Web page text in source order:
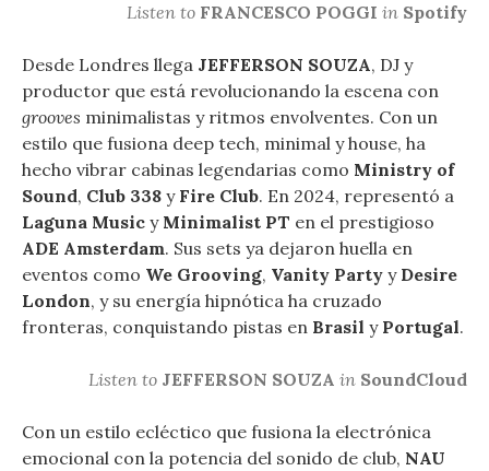
Listen to FRANCESCO POGGI in Spotify
Desde Londres llega JEFFERSON SOUZA, DJ y
productor que está revolucionando la escena con
grooves minimalistas y ritmos envolventes. Con un
estilo que fusiona deep tech, minimal y house, ha
hecho vibrar cabinas legendarias como Ministry of
Sound, Club 338 y Fire Club. En 2024, representó a
Laguna Music y Minimalist PT en el prestigioso
ADE Amsterdam. Sus sets ya dejaron huella en
eventos como We Grooving, Vanity Party y Desire
London, y su energía hipnótica ha cruzado
fronteras, conquistando pistas en Brasil y Portugal.
Listen to JEFFERSON SOUZA in SoundCloud
Con un estilo ecléctico que fusiona la electrónica
emocional con la potencia del sonido de club, NAU